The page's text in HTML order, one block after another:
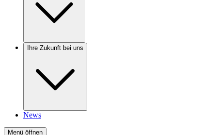
Ihre Zukunft bei uns
News
Menü öffnen